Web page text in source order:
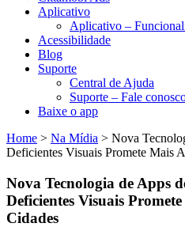
Aplicativo
Aplicativo –
Acessibilidade
Blog
Suporte
Central de Ajuda
Suporte – Fale
Baixe o app
Home > Na Mídia > Nova
Deficientes Visuais Promete Mais
Nova Tecnologia de Apps
Deficientes Visuais
Cidades